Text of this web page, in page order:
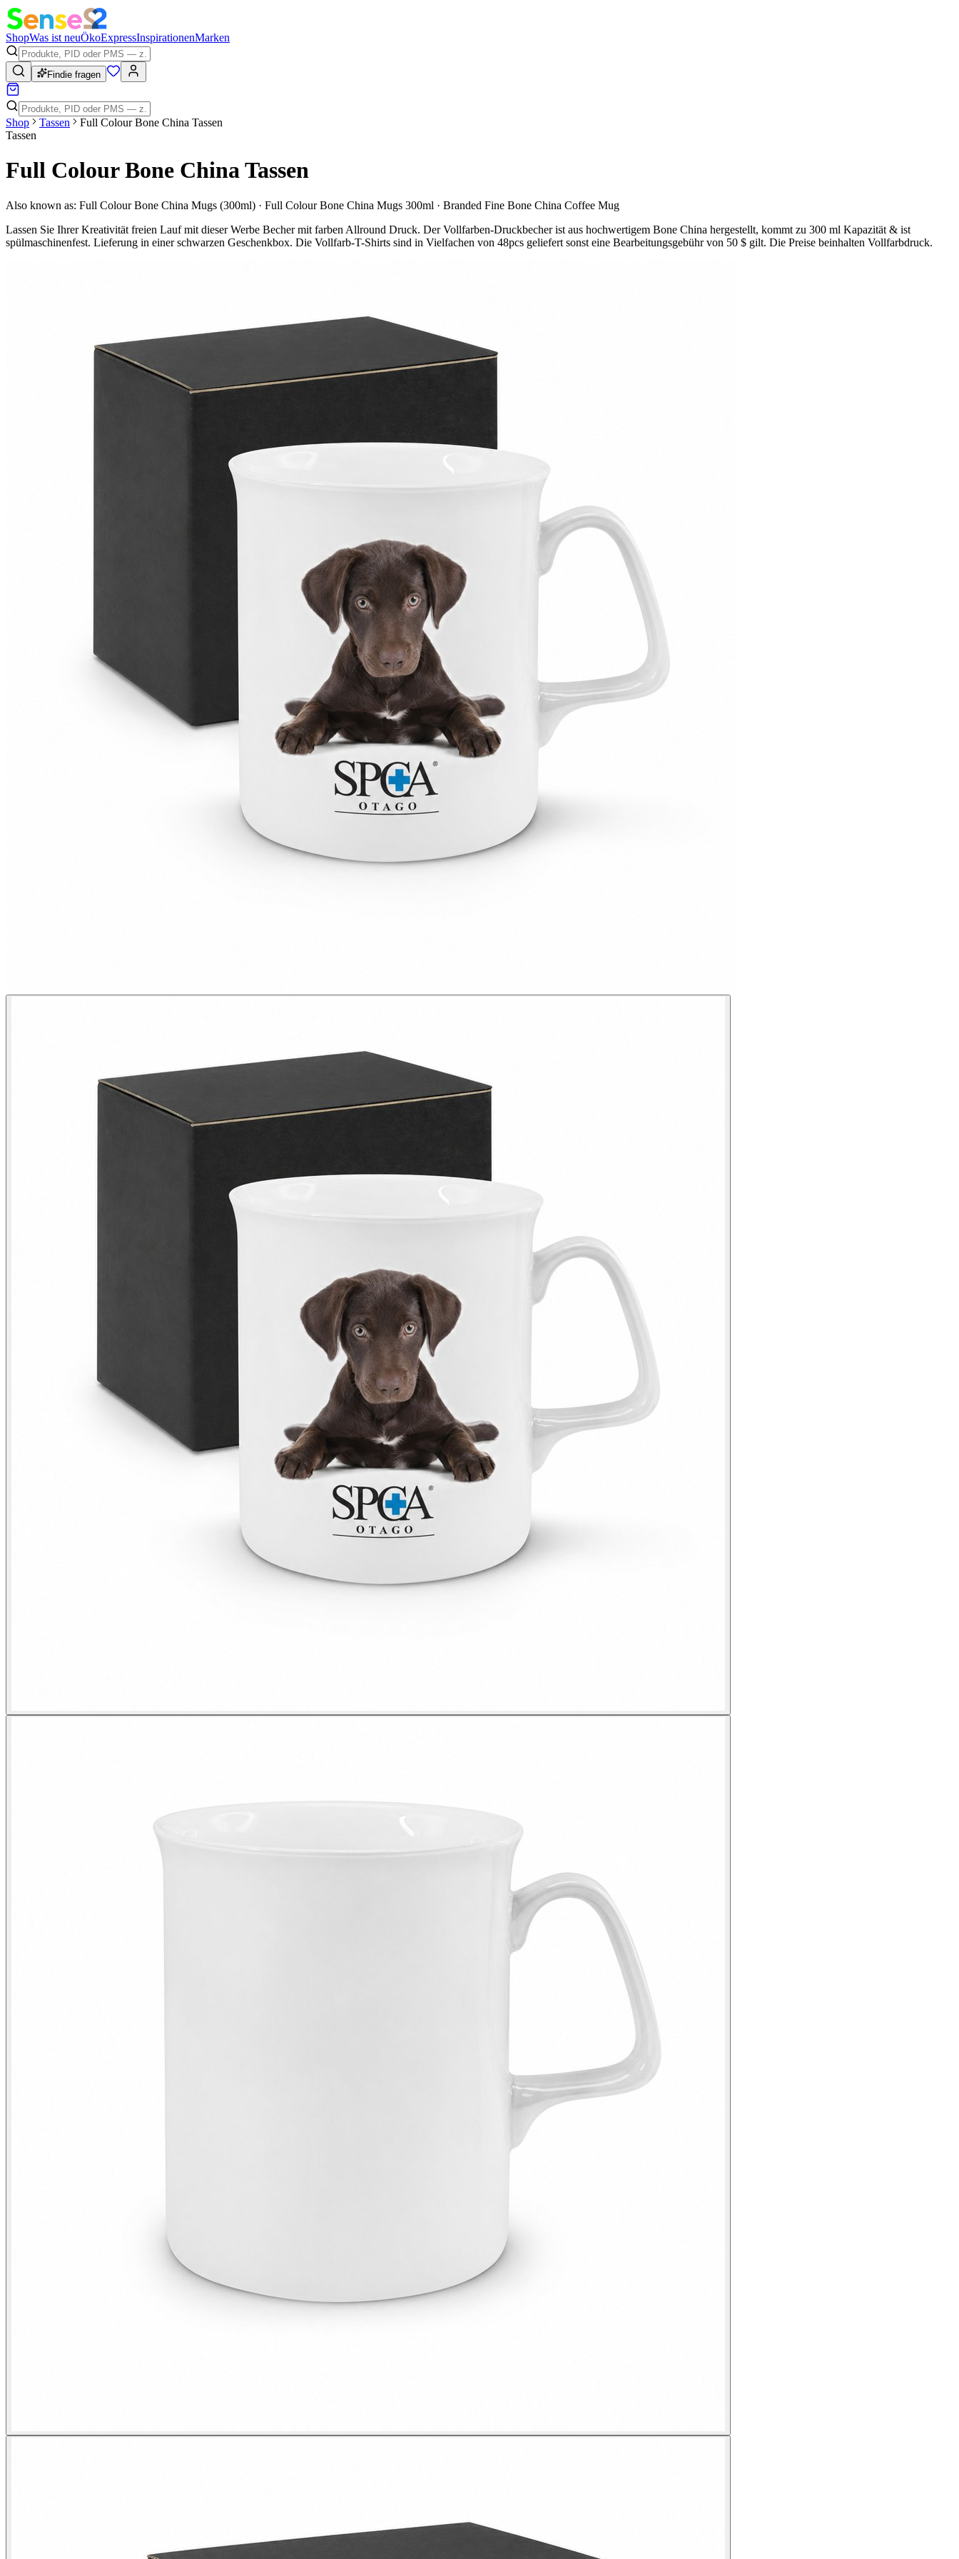
ShopWas ist neuÖkoExpressInspirationenMarken
Findie fragen
Shop Tassen
Full Colour Bone China Tassen
Tassen
Full Colour Bone China Tassen
Also known as: Full Colour Bone China Mugs (300ml) · Full Colour Bone China Mugs 300ml · Branded Fine Bone China Coffee Mug
Lassen Sie Ihrer Kreativität freien Lauf mit dieser Werbe Becher mit farben Allround Druck. Der Vollfarben-Druckbecher ist aus hochwertigem Bone China hergestellt, kommt zu 300 ml Kapazität & ist
spülmaschinenfest. Lieferung in einer schwarzen Geschenkbox. Die Vollfarb-T-Shirts sind in Vielfachen von 48pcs geliefert sonst eine Bearbeitungsgebühr von 50 $ gilt. Die Preise beinhalten Vollfarbdruck.